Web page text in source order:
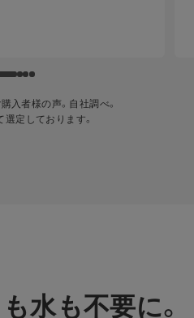
者様の声。自社調べ。
定しております。
水も不要に。